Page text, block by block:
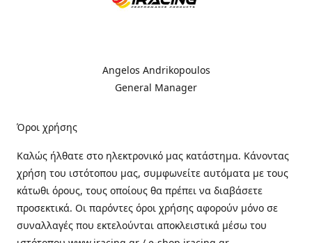
Angelos Andrikopoulos
General Manager
Όροι χρήσης
Καλώς ήλθατε στo ηλεκτρονικό μας κατάστημα. Κάνοντας
χρήση του ιστότοπου μας, συμφωνείτε αυτόματα με τους
κάτωθι όρους, τους οποίους θα πρέπει να διαβάσετε
προσεκτικά. Οι παρόντες όροι χρήσης αφορούν μόνο σε
συναλλαγές που εκτελούνται αποκλειστικά μέσω του